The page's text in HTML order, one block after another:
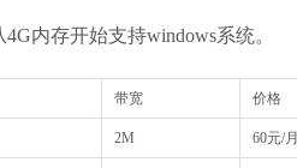
内存开始支持windows系统。
带宽 价格
2M 60元/月